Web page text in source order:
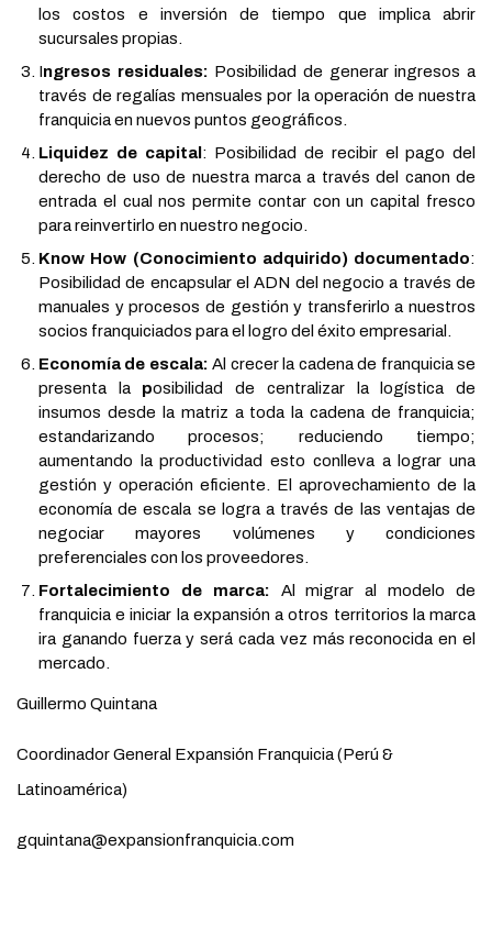
los costos e inversión de tiempo que implica abrir
sucursales propias.
Ingresos residuales: Posibilidad de generar ingresos a
través de regalías mensuales por la operación de nuestra
franquicia en nuevos puntos geográficos.
Liquidez de capital : Posibilidad de recibir el pago del
derecho de uso de nuestra marca a través del canon de
entrada el cual nos permite contar con un capital fresco
para reinvertirlo en nuestro negocio.
Know How (Conocimiento adquirido) documentado:
Posibilidad de encapsular el ADN del negocio a través de
manuales y procesos de gestión y transferirlo a nuestros
socios franquiciados para el logro del éxito empresarial.
Economía de escala:Al crecer la cadena de franquicia se
presenta laposibilidad de centralizar la logística de
insumos desde la matriz a toda la cadena de franquicia;
estandarizando procesos; reduciendo tiempo;
aumentando la productividad esto conlleva a lograr una
gestión y operación eficiente. El aprovechamiento de la
economía de escala se logra a través de las ventajas de
negociar mayores volúmenes y condiciones
preferenciales con los proveedores.
Fortalecimiento de marca: Al migrar al modelo de
franquicia e iniciar la expansión a otros territorios la marca
ira ganando fuerza y será cada vez más reconocida en el
mercado.
Guillermo Quintana
Coordinador General Expansión Franquicia (Perú &
Latinoamérica)
gquintana@expansionfranquicia.com